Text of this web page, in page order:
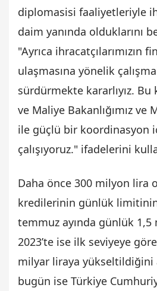
diplomasisi faaliyetleriyle
daim yanında olduklarını
"Ayrıca ihracatçılarımızın
ulaşmasına yönelik
sürdürmekte kararlıyız. Bu
ve Maliye Bakanlığımız ve
ile güçlü bir koordinasyon
çalışıyoruz." ifadelerini
Daha önce 300 milyon lira
kredilerinin günlük limitinin
temmuz ayında günlük
2023’te ise ilk seviyeye
milyar liraya yükseltildiğini
bugün ise Türkiye